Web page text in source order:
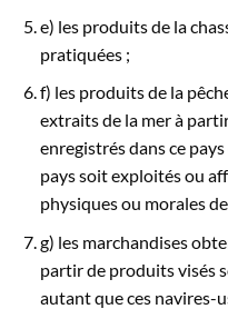
e) les produits de la
pratiquées ;
f) les produits de la
extraits de la mer à
enregistrés dans ce
pays soit exploités ou
physiques ou morales
g) les marchandises
partir de produits visés
autant que ces navires-